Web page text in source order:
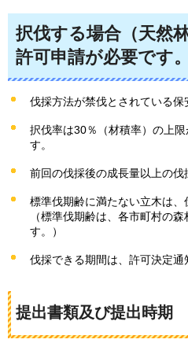
択伐する場合（天然
許可申請が必要です。
伐採方法が禁伐とされている保
択伐率は30％（材積率）の上
す。
前回の伐採後の成長量以上の伐
標準伐期齢に満たない立木は、
（標準伐期齢は、各市町村の
す。）
伐採できる期間は、許可決定通
提出書類及び提出時期